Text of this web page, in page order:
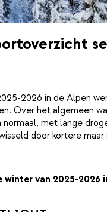
2026 in de Alpen
Over het algemeen
normaal, met lange
door kortere
winter van 2025-2026